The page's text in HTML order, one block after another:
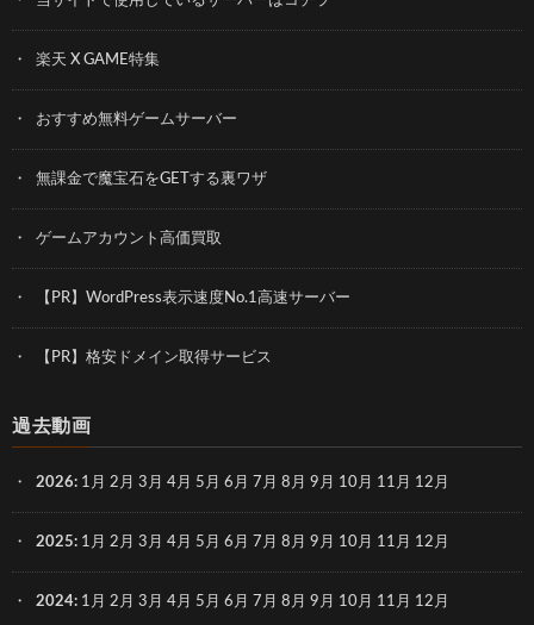
楽天 X GAME特集
おすすめ無料ゲームサーバー
無課金で魔宝石をGETする裏ワザ
ゲームアカウント高価買取
【PR】WordPress表示速度No.1高速サーバー
【PR】格安ドメイン取得サービス
過去動画
2026: 1月 2月 3月 4月 5月 6月 7月 8月 9月 10月 11月 12月
2025: 1月 2月 3月 4月 5月 6月 7月 8月 9月 10月 11月 12月
2024: 1月 2月 3月 4月 5月 6月 7月 8月 9月 10月 11月 12月